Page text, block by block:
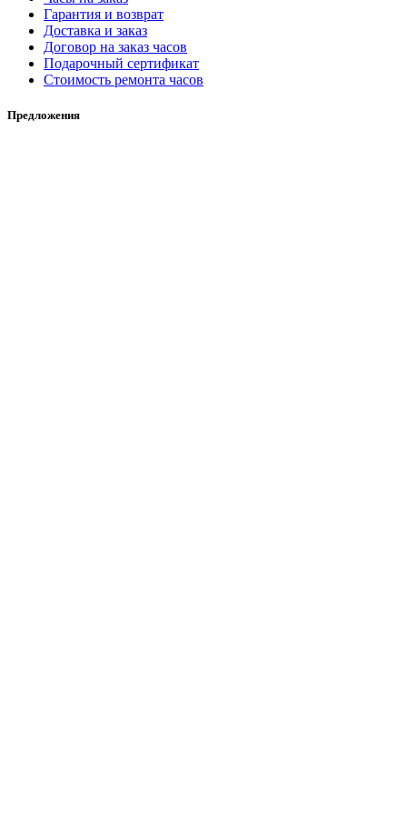
Гарантия и возврат
Доставка и заказ
Договор на заказ часов
Подарочный сертификат
Стоимость ремонта часов
Предложения